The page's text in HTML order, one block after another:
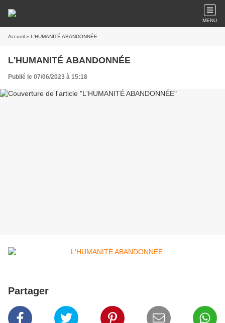
MENU
Accueil » L'HUMANITÉ ABANDONNÉE
L'HUMANITÉ ABANDONNÉE
Publié le 07/06/2023 à 15:18
Partager